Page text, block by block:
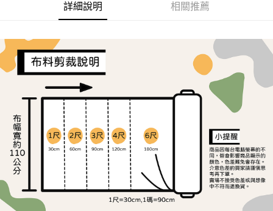
３．安心：先確認商品／服務後，再付款。
１．於結帳方式選擇「AFTEE先享後付」後，將跳轉至「AFTEE先享後付」
結帳頁面，進行簡訊認證並確認金額後，即可完成結帳。
２．訂單成立數日內，您將收到繳費通知簡訊。
３．收到繳費通知簡訊後14天內，點擊此簡訊中的連結，可透過四大超商／
ATM／網路銀行／等多元方式進行付款，方視為交易完成。
※ 請注意：結帳手續完成當下不需立刻繳費，但若您需要取消訂單，請聯絡
購買商品的店家。未經商家同意取消之訂單仍視為有效，需透過AFTEE先享
後付繳納相關費用。
※ 交易是否成功請以「AFTEE先享後付 」之結帳頁面顯示為準，若有關於
是否繳費成功／繳費後需取消欲退款等相關疑問，請聯繫「AFTEE先享後付
客戶支援中心」 https://netprotections.freshdesk.com/support/home
【注意事項】
１．透過由恩沛科技股份有限公司提供之「AFTEE先享後付」服務完成之交
易，需依本服務之必要範圍內提供個人資料，並將交易相關給付款項請求債
權轉讓予恩沛科技股份有限公司。
7-11取貨付款
每筆NT$65，滿NT$1,500(含以上)免運費
每筆NT$150，滿NT$1,500(含以上)免運費
離島宅配
每筆NT$240
詳細說明 相關推薦